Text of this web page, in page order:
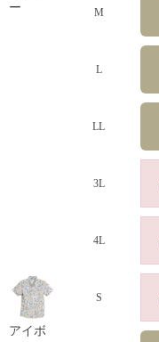
ー
M
L
LL
3L
4L
アイボ
S